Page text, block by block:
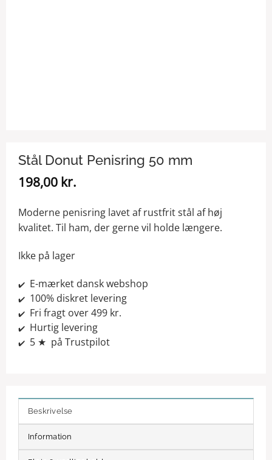
Stål Donut Penisring 50 mm
198,00 kr.
Moderne penisring lavet af rustfrit stål af høj
kvalitet. Til ham, der gerne vil holde længere.
Ikke på lager
✔️E-mærket dansk webshop
✔️100% diskret levering
✔️Fri fragt over 499 kr.
✔️Hurtig levering
✔️5 ★ på Trustpilot
Beskrivelse
Information